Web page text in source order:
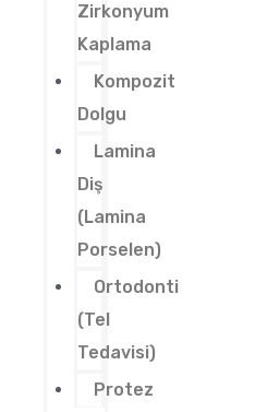
Zirkonyum
Kaplama
Kompozit
Dolgu
Lamina
Diş
(Lamina
Porselen)
Ortodonti
(Tel
Tedavisi)
Protez